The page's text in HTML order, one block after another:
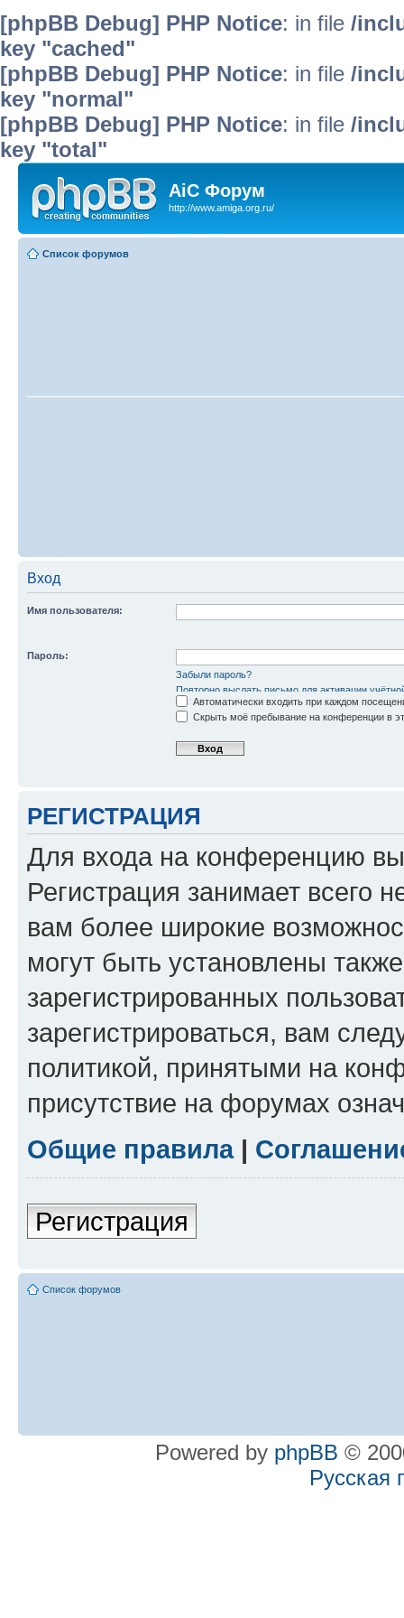
[phpBB Debug] PHP Notice: in file /
key "cached"
[phpBB Debug] PHP Notice: in file /
key "normal"
[phpBB Debug] PHP Notice: in file /
key "total"
AiC Форум
http://www.amiga.org.ru/
Список форумов
Вход
Имя пользователя:
Пароль:
Забыли пароль?
Повторно выслать письмо для активации
Автоматически входить при каждом
Скрыть моё пребывание на конференции в
РЕГИСТРАЦИЯ
Для входа на конференцию
Регистрация занимает всего
вам более широкие
могут быть установлены
зарегистрированных
зарегистрироваться, вам
политикой, принятыми на
присутствие на форумах
Общие правила|
Регистрация
Список форумов
Powered by phpBB ©
Русская